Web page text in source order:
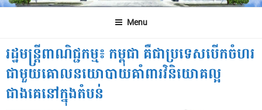
Menu
រដ្ឋមន្ត្រីពាណិជ្ជកម្ម៖ កម្ពុជា គឺជាប្រទេសបើកចំហរ
ជាមួយគោលនយោបាយគាំពារវិនិយោគល្អ
ជាងគេ​នៅក្នុងតំបន់